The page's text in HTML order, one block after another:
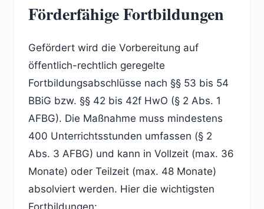
Förderfähige Fortbildungen
Gefördert wird die Vorbereitung auf
öffentlich-rechtlich geregelte
Fortbildungsabschlüsse nach §§ 53 bis 54
BBiG bzw. §§ 42 bis 42f HwO (§ 2 Abs. 1
AFBG). Die Maßnahme muss mindestens
400 Unterrichtsstunden umfassen (§ 2
Abs. 3 AFBG) und kann in Vollzeit (max. 36
Monate) oder Teilzeit (max. 48 Monate)
absolviert werden. Hier die wichtigsten